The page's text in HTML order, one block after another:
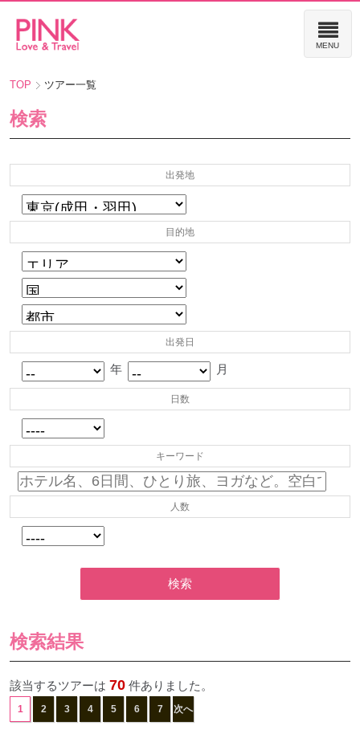
TOP ツアー一覧
検索
出発地
目的地
出発日
年 月
日数
キーワード
人数
検索
検索結果
該当するツアーは 70 件ありました。
1 2 3 4 5 6 7 次へ